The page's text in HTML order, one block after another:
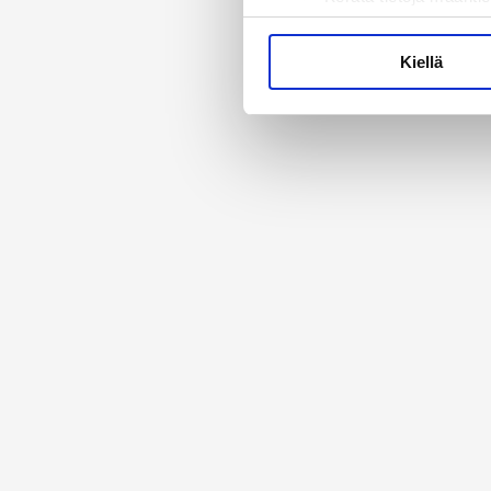
Tunnistaa laitteesi
Lue lisää siitä, miten
Käytämme evästeitä
ja kävijämäärämme
kumppaneillemme tietoja
olet antanut heille tai joita
Kiellä